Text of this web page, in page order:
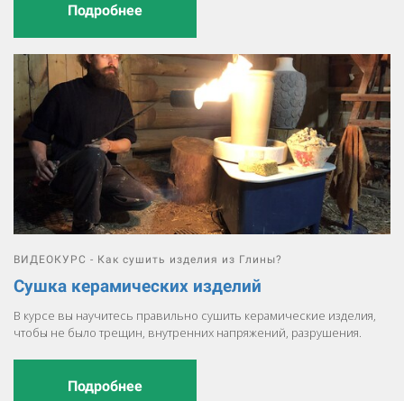
Подробнее
ВИДЕОКУРС - Как сушить изделия из Глины?
Сушка керамических изделий
В курсе вы научитесь правильно сушить керамические изделия,
чтобы не было трещин, внутренних напряжений, разрушения.
Подробнее